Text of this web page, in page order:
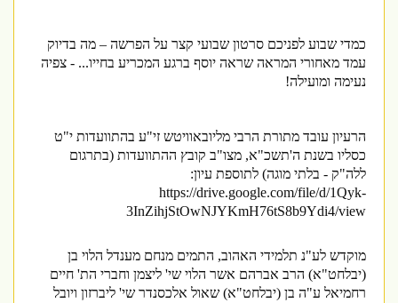
כמדי שבוע לפניכם סרטון שבועי קצר על הפרשה – מה בדיוק
עמד מאחורי המראה שראה יוסף ברגע המכריע בחייו... - צפיה
נעימה ומועילה!
הרעיון עובד מתורת הרבי מליובאוויטש זי"ע בהתוועדות י"ט
כסליו בשנת ה'תשכ"א, מצו"ב קובץ ההתוועדות (בתרגום
ללה"ק - בלתי מוגה) לתוספת עיון:
https://drive.google.com/file/d/1Qyk-
3InZihjStOwNJYKmH76tS8b9Ydi4/view
מוקדש לע"נ תלמידי האהוב, התמים מנחם מענדל הלוי בן
(יבלחט"א) הרב אברהם אשר הלוי שי' ליצמן וחברי הת' חיים
רחמיאל ע"ה בן (יבלחט"א) שאול אלכסנדר שי' ליברזון ויובל